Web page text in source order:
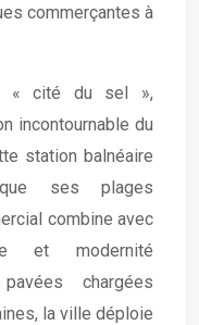
commerçantes à
« cité du sel »,
incontournable du
station balnéaire
ses plages
combine avec
et modernité
chargées
la ville déploie